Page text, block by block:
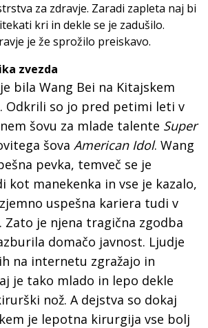
za zdravje. Zaradi zapleta naj bi
kri in dekle se je zadušilo.
je že sprožilo preiskavo.
zvezda
bila Wang Bei na Kitajskem
Odkrili so jo pred petimi leti v
šovu za mlade talente Super
šova American Idol. Wang
pevka, temveč se je
kot manekenka in vse je kazalo,
uspešna kariera tudi v
Zato je njena tragična zgodba
domačo javnost. Ljudje
na internetu zgražajo in
je tako mlado in lepo dekle
nož. A dejstva so dokaj
je lepotna kirurgija vse bolj